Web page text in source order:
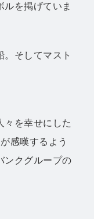
を掲げていま
。そしてマスト
々を幸せにした
感嘆するよう
ンクグループの